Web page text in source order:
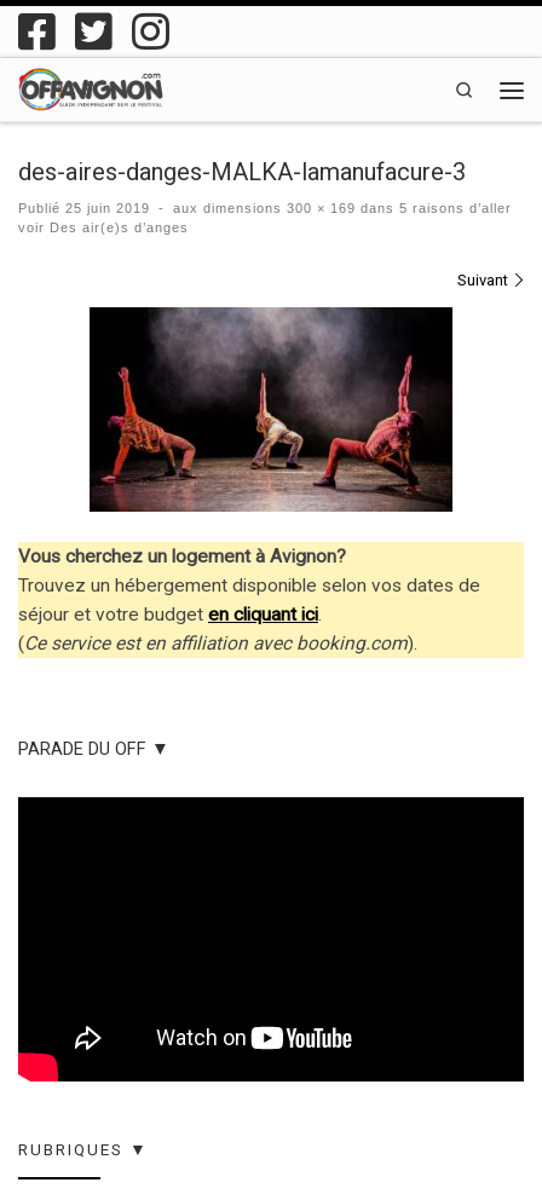
Passer au contenu
Search
des-aires-danges-MALKA-lamanufacure-3
Publié 25 juin 2019 - aux dimensions 300 × 169 dans 5 raisons d’aller
voir Des air(e)s d’anges
Suivant
Vous cherchez un logement à Avignon?
Trouvez un hébergement disponible selon vos dates de
séjour et votre budget en cliquant ici.
(Ce service est en affiliation avec booking.com).
PARADE DU OFF ▼
RUBRIQUES ▼